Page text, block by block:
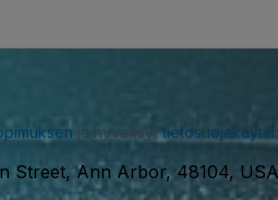
ja hyväksyt
Street, Ann Arbor, 48104, USA